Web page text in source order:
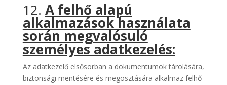
12. A felhő alapú
alkalmazások használata
során megvalósuló
személyes adatkezelés:
Az adatkezelő elsősorban a dokumentumok tárolására,
biztonsági mentésére és megosztására alkalmaz felhő